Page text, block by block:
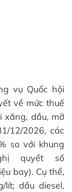
vụ Quốc hội
về mức thuế
xăng, dầu, mỡ
12/2026, các
so với khung
quyết số
bay). Cụ thể,
lít; dầu diesel,